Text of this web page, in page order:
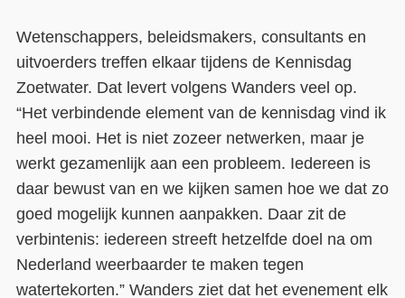
Wetenschappers, beleidsmakers, consultants en
uitvoerders treffen elkaar tijdens de Kennisdag
Zoetwater. Dat levert volgens Wanders veel op.
“Het verbindende element van de kennisdag vind ik
heel mooi. Het is niet zozeer netwerken, maar je
werkt gezamenlijk aan een probleem. Iedereen is
daar bewust van en we kijken samen hoe we dat zo
goed mogelijk kunnen aanpakken. Daar zit de
verbintenis: iedereen streeft hetzelfde doel na om
Nederland weerbaarder te maken tegen
watertekorten.” Wanders ziet dat het evenement elk